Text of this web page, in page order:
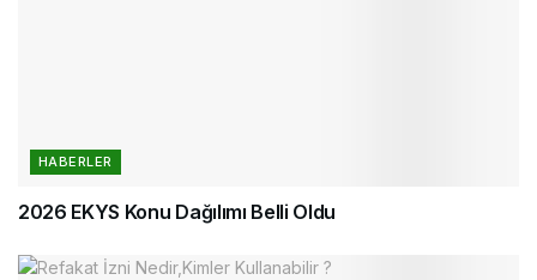
HABERLER
2026 EKYS Konu Dağılımı Belli Oldu